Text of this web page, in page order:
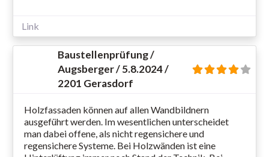
Link
Baustellenprüfung /
Augsberger / 5.8.2024 /
2201 Gerasdorf
Holzfassaden können auf allen Wandbildnern
ausgeführt werden. Im wesentlichen unterscheidet
man dabei offene, als nicht regensichere und
regensichere Systeme. Bei Holzwänden ist eine